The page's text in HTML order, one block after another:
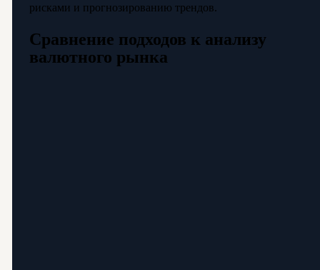
рисками и прогнозированию трендов.
Сравнение подходов к анализу
валютного рынка